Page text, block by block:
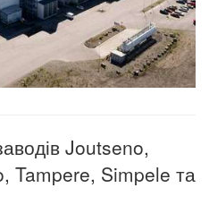
Joutseno,
Tampere, Simpele та